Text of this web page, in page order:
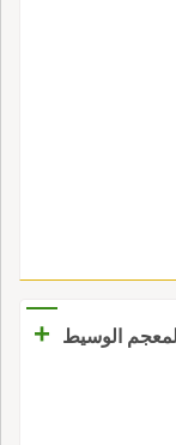
المعجم الوسيط +